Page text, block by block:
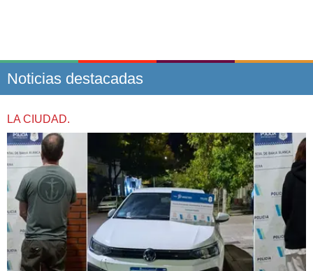
Noticias destacadas
LA CIUDAD.